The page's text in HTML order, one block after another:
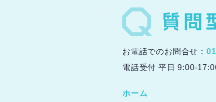
お電話でのお問合せ：
電話受付 平日 9:00-
ホーム